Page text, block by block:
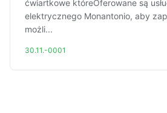
ćwiartkowe któreOferowane są
elektrycznego Monantonio, aby
możli...
30.11.-0001